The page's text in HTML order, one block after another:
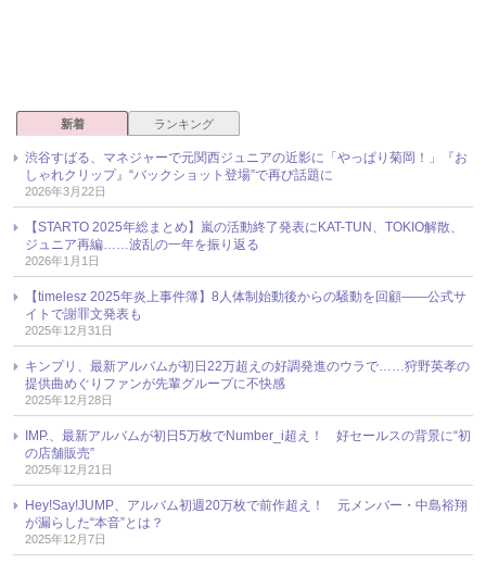
新着 ランキング
渋谷すばる、マネジャーで元関西ジュニアの近影に「やっぱり菊岡！」『お
しゃれクリップ』“バックショット登場”で再び話題に
2026年3月22日
【STARTO 2025年総まとめ】嵐の活動終了発表にKAT-TUN、TOKIO解散、
ジュニア再編……波乱の一年を振り返る
2026年1月1日
【timelesz 2025年炎上事件簿】8人体制始動後からの騒動を回顧――公式サ
イトで謝罪文発表も
2025年12月31日
キンプリ、最新アルバムが初日22万超えの好調発進のウラで……狩野英孝の
提供曲めぐりファンが先輩グループに不快感
2025年12月28日
IMP.、最新アルバムが初日5万枚でNumber_i超え！ 好セールスの背景に“初
の店舗販売”
2025年12月21日
Hey!Say!JUMP、アルバム初週20万枚で前作超え！ 元メンバー・中島裕翔
が漏らした“本音”とは？
2025年12月7日